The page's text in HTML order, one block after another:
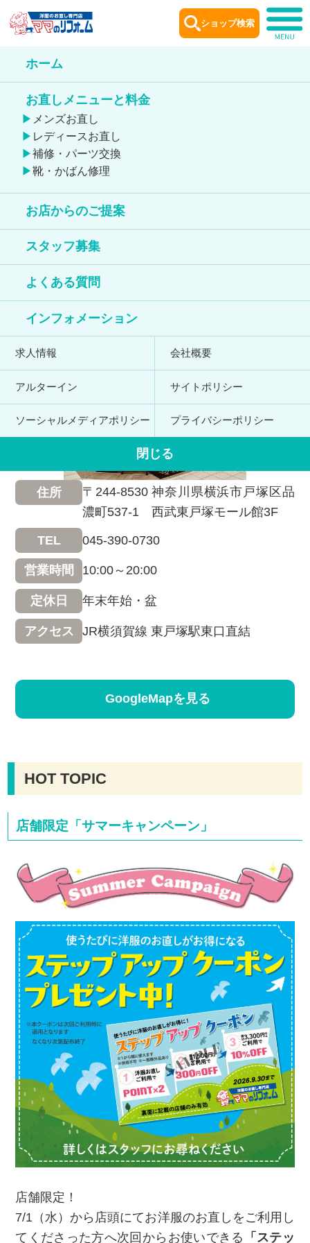
ホーム
お直しメニューと料金
メンズお直し
レディースお直し
補修・パーツ交換
靴・かばん修理
お店からのご提案
スタッフ募集
よくある質問
インフォメーション
求人情報 会社概要
アルターイン サイトポリシー
ソーシャルメディアポリシー プライバシーポリシー
閉じる
ショップ検索
ショップ案内
Shop information
西武東戸塚店
鞄のお直しが出来る店舗
住所
〒244-8530 神奈川県横浜市戸塚区品
濃町537-1 西武東戸塚モール館3F
TEL 045-390-0730
営業時間 10:00～20:00
定休日 年末年始・盆
アクセス JR横須賀線 東戸塚駅東口直結
GoogleMapを見る
HOT TOPIC
店舗限定「サマーキャンペーン」
店舗限定！
7/1（水）から店頭にてお洋服のお直しをご利用し
てくださった方へ次回からお使いできる
「ステッ